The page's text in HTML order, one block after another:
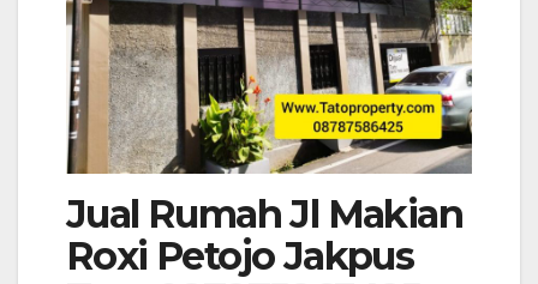
Jual Rumah Jl Makian
Roxi Petojo Jakpus